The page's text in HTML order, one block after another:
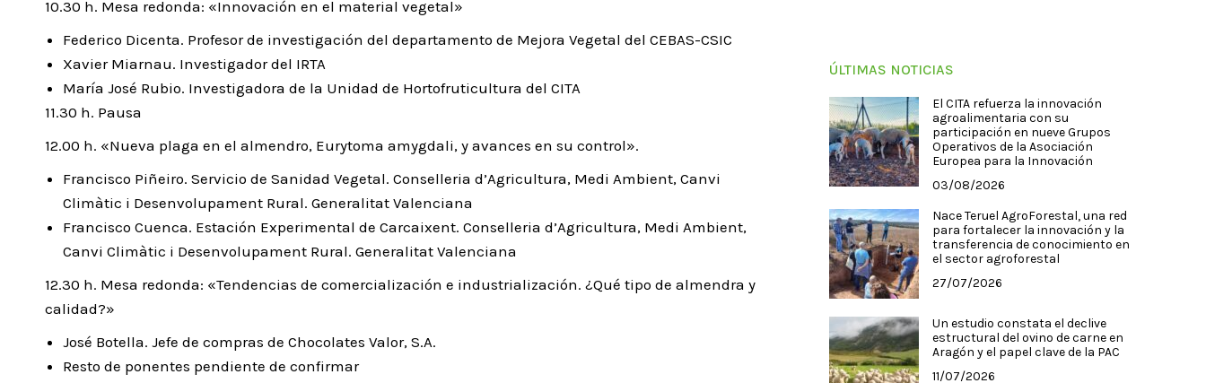
10.30 h. Mesa redonda: «Innovación en el material vegetal»
Federico Dicenta. Profesor de investigación del departamento de Mejora Vegetal del CEBAS-CSIC
Xavier Miarnau. Investigador del IRTA
María José Rubio. Investigadora de la Unidad de Hortofruticultura del CITA
11.30 h. Pausa
12.00 h. «Nueva plaga en el almendro, Eurytoma amygdali, y avances en su control».
Francisco Piñeiro. Servicio de Sanidad Vegetal. Conselleria d’Agricultura, Medi Ambient, Canvi
Climàtic i Desenvolupament Rural. Generalitat Valenciana
Francisco Cuenca. Estación Experimental de Carcaixent. Conselleria d’Agricultura, Medi Ambient,
Canvi Climàtic i Desenvolupament Rural. Generalitat Valenciana
12.30 h. Mesa redonda: «Tendencias de comercialización e industrialización. ¿Qué tipo de almendra y
calidad?»
José Botella. Jefe de compras de Chocolates Valor, S.A.
Resto de ponentes pendiente de confirmar
ÚLTIMAS NOTICIAS
El CITA refuerza la innovación
agroalimentaria con su
participación en nueve Grupos
Operativos de la Asociación
Europea para la Innovación
03/08/2026
Nace Teruel AgroForestal, una red
para fortalecer la innovación y la
transferencia de conocimiento en
el sector agroforestal
27/07/2026
Un estudio constata el declive
estructural del ovino de carne en
Aragón y el papel clave de la PAC
11/07/2026